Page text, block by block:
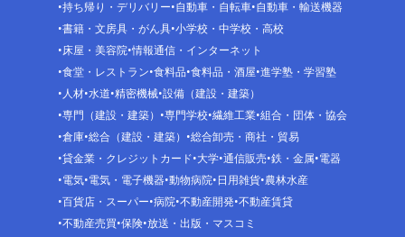
持ち帰り・デリバリー 自動車・自転車 自動車・輸送機器
書籍・文房具・がん具 小学校・中学校・高校
床屋・美容院 情報通信・インターネット
食堂・レストラン 食料品 食料品・酒屋 進学塾・学習塾
人材 水道 精密機械 設備（建設・建築）
専門（建設・建築）
専門学校 繊維工業 組合・団体・協会
倉庫 総合（建設・建築）
総合卸売・商社・貿易
貸金業・クレジットカード 大学 通信販売 鉄・金属 電器
電気 電気・電子機器 動物病院 日用雑貨 農林水産
百貨店・スーパー 病院 不動産開発 不動産賃貸
不動産売買 保険 放送・出版・マスコミ